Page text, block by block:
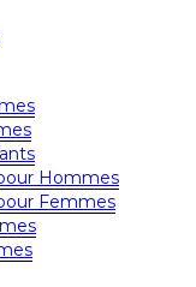
Hommes
Femmes